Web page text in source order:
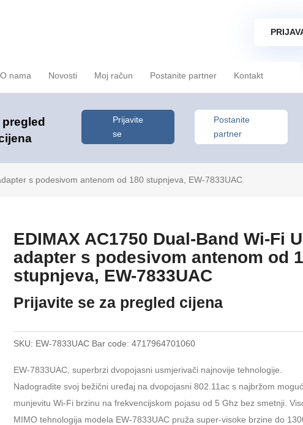
O nama Novosti Moj račun Postanite partner Kontakt
pregled
Prijavite
se
Postanite
partner
s podesivom antenom od 180 stupnjeva, EW-7833UAC
EDIMAX AC1750 Dual-Band Wi-Fi
adapter s podesivom antenom od
stupnjeva, EW-7833UAC
Prijavite se za pregled cijena
SKU: EW-7833UAC Bar code:4717964701060
EW-7833UAC, superbrzi dvopojasni usmjerivači najnovije tehnologije.
Nadogradite svoj bežični uređaj na dvopojasni 802.11ac s najbržom
munjevitu Wi-Fi brzinu na frekvencijskom pojasu od 5 Ghz bez smetnji.
MIMO tehnologija modela EW-7833UAC pruža super-visoke brzine do